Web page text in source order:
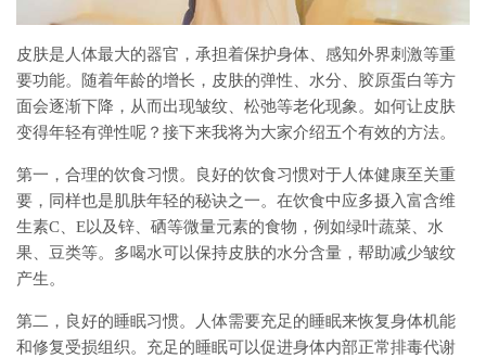
皮肤是人体最大的器官，承担着保护身体、感知外界刺激等重
要功能。随着年龄的增长，皮肤的弹性、水分、胶原蛋白等方
面会逐渐下降，从而出现皱纹、松弛等老化现象。如何让皮肤
变得年轻有弹性呢？接下来我将为大家介绍五个有效的方法。
第一，合理的饮食习惯。良好的饮食习惯对于人体健康至关重
要，同样也是肌肤年轻的秘诀之一。在饮食中应多摄入富含维
生素C、E以及锌、硒等微量元素的食物，例如绿叶蔬菜、水
果、豆类等。多喝水可以保持皮肤的水分含量，帮助减少皱纹
产生。
第二，良好的睡眠习惯。人体需要充足的睡眠来恢复身体机能
和修复受损组织。充足的睡眠可以促进身体内部正常排毒代谢